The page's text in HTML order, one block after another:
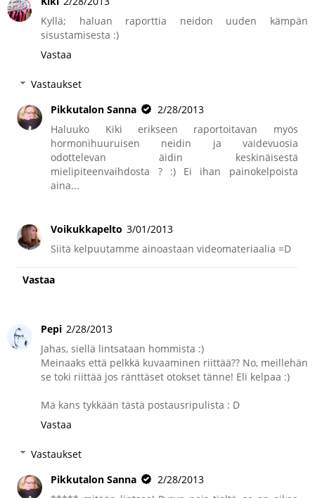
Kyllä; haluan raporttia neidon uuden kämpän
sisustamisesta :)
Vastaa
Vastaukset
Pikkutalon Sanna
2/28/2013
Haluuko Kiki erikseen raportoitavan myös
hormonihuuruisen neidin ja vaidevuosia
odottelevan äidin keskinäisestä
mielipiteenvaihdosta ? :) Ei ihan painokelpoista
aina...
Voikukkapelto 3/01/2013
Siitä kelpuutamme ainoastaan videomateriaalia =D
Vastaa
Pepi 2/28/2013
Jahas, siellä lintsataan hommista :)
Meinaaks että pelkkä kuvaaminen riittää?? No, meillehän
se toki riittää jos ränttäset otokset tänne! Eli kelpaa :)
Mä kans tykkään tästä postausripulista : D
Vastaa
Vastaukset
Pikkutalon Sanna
2/28/2013